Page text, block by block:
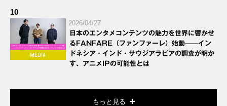
10
2026/04/27
日本のエンタメコンテンツの魅力を世界に響かせ
るFANFARE（ファンファーレ）始動——イン
ドネシア・インド・サウジアラビアの調査が明か
す、アニメIPの可能性とは
もっと見る